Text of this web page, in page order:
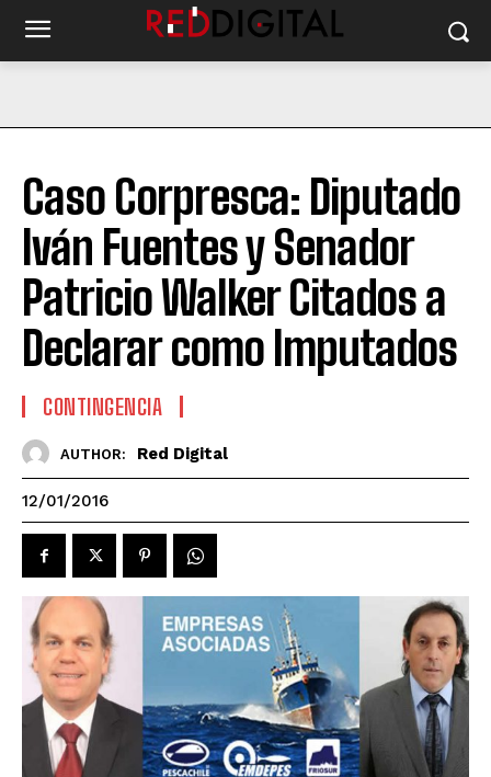
Caso Corpresca: Diputado
Iván Fuentes y Senador
Patricio Walker Citados a
Declarar como Imputados
CONTINGENCIA
AUTHOR: Red Digital
12/01/2016